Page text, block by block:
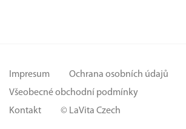
Impresum
Ochrana osobních údajů
Všeobecné obchodní podmínky
Kontakt
© LaVita Czech